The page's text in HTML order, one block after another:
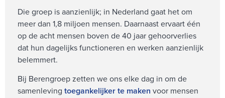
Die groep is aanzienlijk; in Nederland gaat het om
meer dan 1,8 miljoen mensen. Daarnaast ervaart één
op de acht mensen boven de 40 jaar gehoorverlies
dat hun dagelijks functioneren en werken aanzienlijk
belemmert.
Bij Berengroep zetten we ons elke dag in om de
samenleving toegankelijker te maken voor mensen